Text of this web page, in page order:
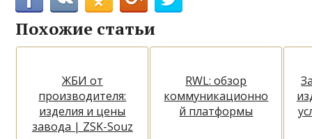
Похожие статьи
ЖБИ от
производителя:
изделия и цены
завода | ZSK-Souz
RWL: обзор
коммуникационно
й платформы